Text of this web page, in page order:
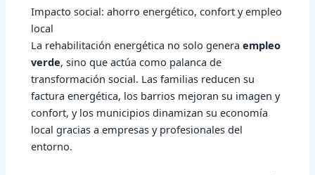
Impacto social: ahorro energético, confort y empleo
local
La rehabilitación energética no solo generaempleo
verde, sino que actúa como palanca de
transformación social. Las familias reducen su
factura energética, los barrios mejoran su imagen y
confort, y los municipios dinamizan su economía
local gracias a empresas y profesionales del
entorno.